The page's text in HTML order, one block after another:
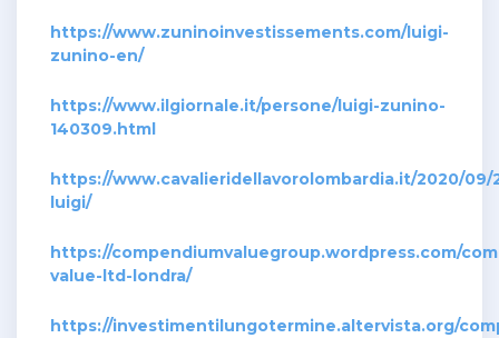
https://www.zuninoinvestissements.com/luigi-
zunino-en/
https://www.ilgiornale.it/persone/luigi-zunino-
140309.html
https://www.cavalieridellavorolombardia.it/2020/09/
luigi/
https://compendiumvaluegroup.wordpress.com/
value-ltd-londra/
https://investimentilungotermine.altervista.org/